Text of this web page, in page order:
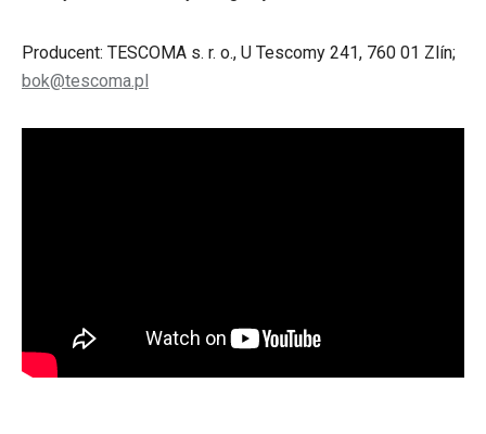
Producent: TESCOMA s. r. o., U Tescomy 241, 760 01 Zlín;
bok@tescoma.pl